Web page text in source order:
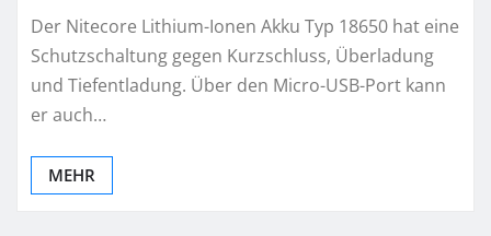
Der Nitecore Lithium-Ionen Akku Typ 18650 hat eine
Schutzschaltung gegen Kurzschluss, Überladung
und Tiefentladung. Über den Micro-USB-Port kann
er auch…
MEHR